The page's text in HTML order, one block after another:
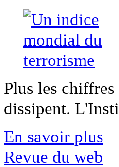
Plus les
dissipent.
En savoir plus
Revue du web